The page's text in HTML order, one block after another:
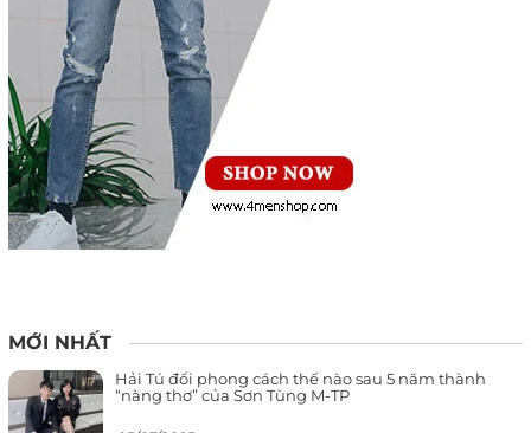
MỚI NHẤT
Hải Tú đổi phong cách thế nào sau 5 năm thành
“nàng thơ” của Sơn Tùng M-TP